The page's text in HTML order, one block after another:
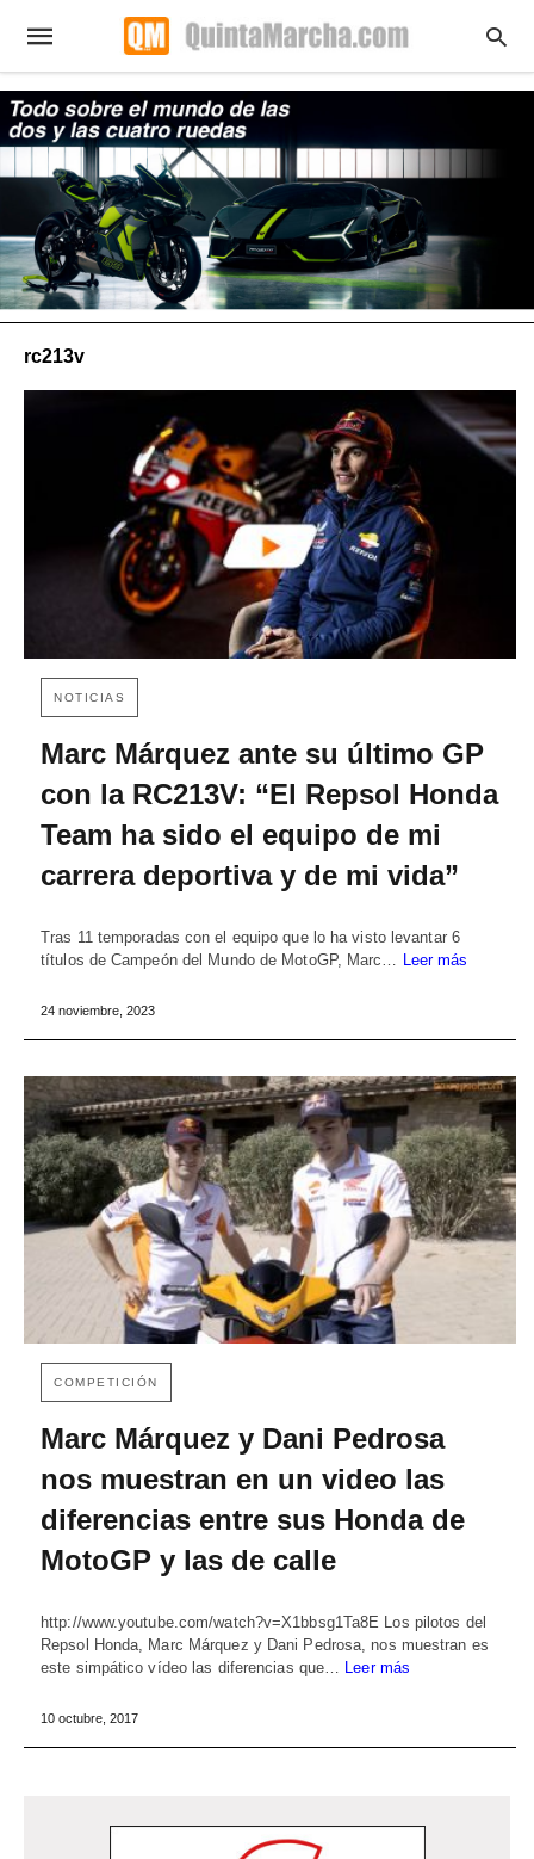
rc213v
NOTICIAS
Marc Márquez ante su último GP
con la RC213V: “El Repsol Honda
Team ha sido el equipo de mi
carrera deportiva y de mi vida”
Tras 11 temporadas con el equipo que lo ha visto levantar 6
títulos de Campeón del Mundo de MotoGP, Marc… Leer más
24 noviembre, 2023
COMPETICIÓN
Marc Márquez y Dani Pedrosa
nos muestran en un video las
diferencias entre sus Honda de
MotoGP y las de calle
http://www.youtube.com/watch?v=X1bbsg1Ta8E Los pilotos del
Repsol Honda, Marc Márquez y Dani Pedrosa, nos muestran es
este simpático vídeo las diferencias que…
Leer más
10 octubre, 2017